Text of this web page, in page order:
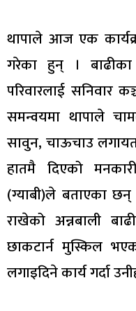
थापाले आज एक
गरेका हुन् ।
परिवारलाई सनिवार
समन्वयमा थापाले
सावुन, चाऊचाउ
हातमै दिएको
(ग्याबी)ले बताएका
राखेको अन्नबाली
छाकटार्न मुस्किल
लगाइदिने कार्य गर्दा